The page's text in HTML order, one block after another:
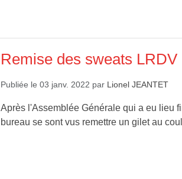
Remise des sweats LRDV
Publiée le03 janv. 2022 par Lionel JEANTET
Après l'Assemblée Générale qui a eu lieu
bureau se sont vus remettre un gilet au